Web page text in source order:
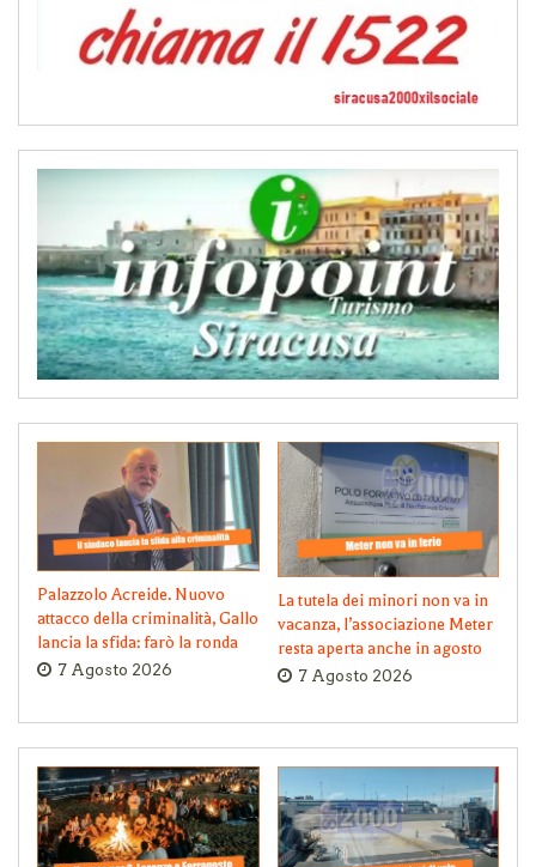
Palazzolo Acreide. Nuovo
attacco della criminalità, Gallo
lancia la sfida: farò la ronda
7 Agosto 2026
La tutela dei minori non va in
vacanza, l’associazione Meter
resta aperta anche in agosto
7 Agosto 2026